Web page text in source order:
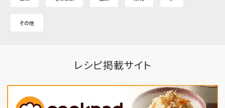
その他
レシピ掲載サイト